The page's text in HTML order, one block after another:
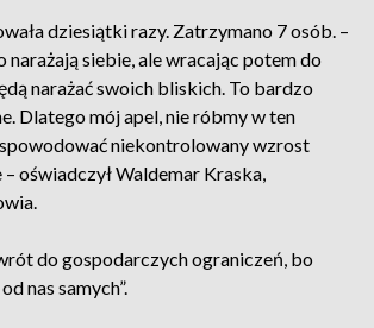
dziesiątki razy. Zatrzymano 7 osób. –
narażają siebie, ale wracając potem do
narażać swoich bliskich. To bardzo
Dlatego mój apel, nie róbmy w ten
niekontrolowany wzrost
– oświadczył Waldemar Kraska,
do gospodarczych ograniczeń, bo
nas samych”.